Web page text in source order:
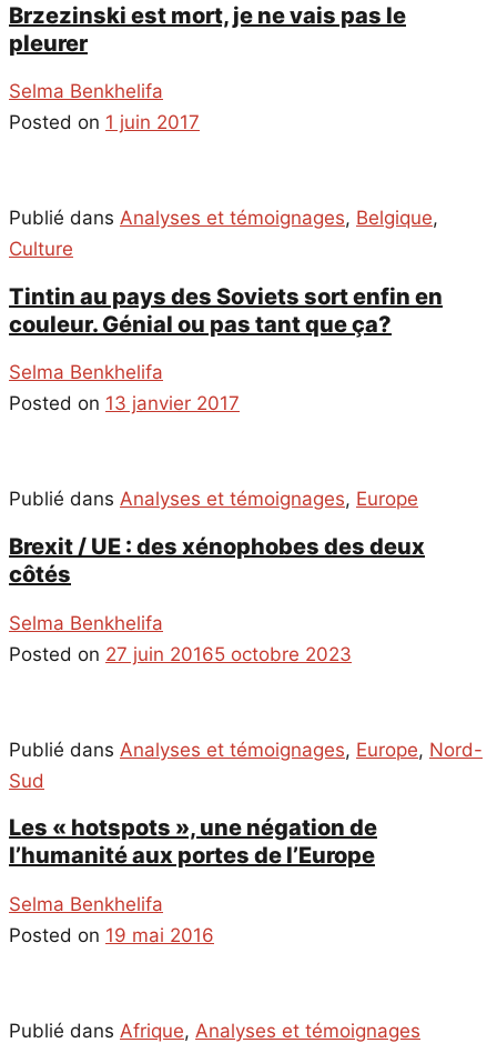
Brzezinski est mort, je ne vais pas le
pleurer
Selma Benkhelifa
Posted on 1 juin 2017
Publié dans Analyses et témoignages, Belgique,
Culture
Tintin au pays des Soviets sort enfin en
couleur. Génial ou pas tant que ça?
Selma Benkhelifa
Posted on 13 janvier 2017
Publié dans Analyses et témoignages, Europe
Brexit / UE : des xénophobes des deux
côtés
Selma Benkhelifa
Posted on 27 juin 20165 octobre 2023
Publié dans Analyses et témoignages, Europe, Nord-
Sud
Les « hotspots », une négation de
l’humanité aux portes de l’Europe
Selma Benkhelifa
Posted on 19 mai 2016
Publié dans Afrique, Analyses et témoignages